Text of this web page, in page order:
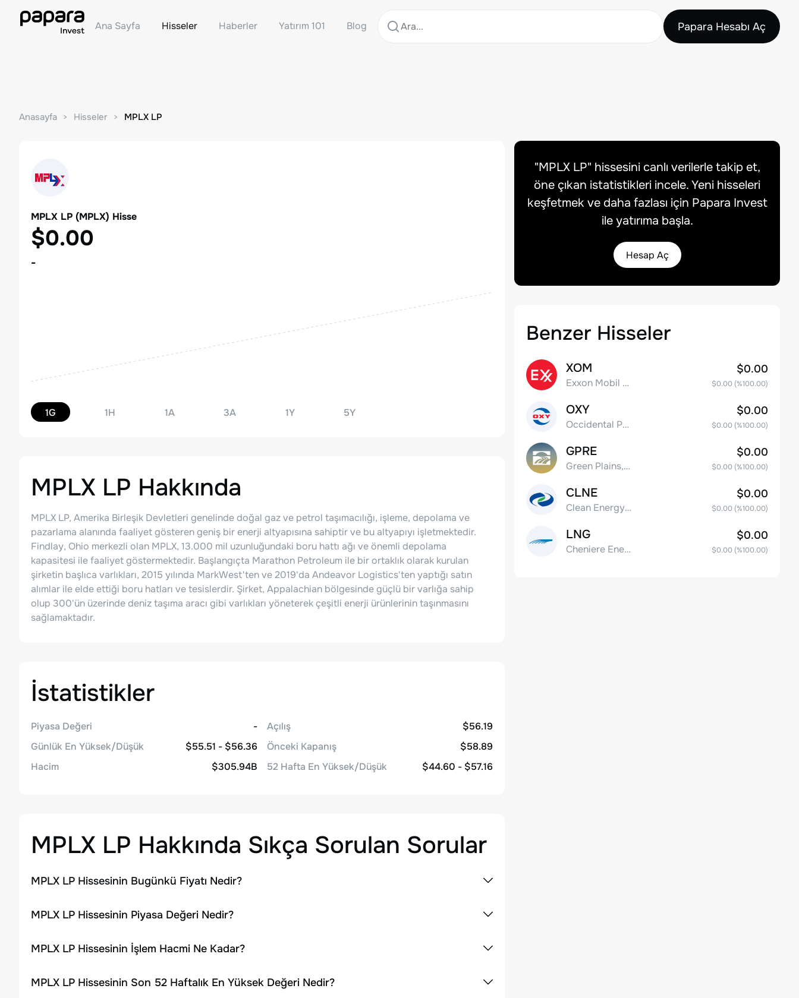
Ana Sayfa Hisseler Haberler Yatırım 101 Blog Papara Hesabı Aç
Anasayfa Hisseler MPLX LP
MPLX LP (MPLX) Hisse
$0.00
-
1G 1H 1A 3A 1Y 5Y
MPLX LP Hakkında
MPLX LP, Amerika Birleşik Devletleri genelinde doğal gaz ve petrol taşımacılığı, işleme, depolama ve
pazarlama alanında faaliyet gösteren geniş bir enerji altyapısına sahiptir ve bu altyapıyı işletmektedir.
Findlay, Ohio merkezli olan MPLX, 13.000 mil uzunluğundaki boru hattı ağı ve önemli depolama
kapasitesi ile faaliyet göstermektedir. Başlangıçta Marathon Petroleum ile bir ortaklık olarak kurulan
şirketin başlıca varlıkları, 2015 yılında MarkWest'ten ve 2019'da Andeavor Logistics'ten yaptığı satın
alımlar ile elde ettiği boru hatları ve tesislerdir. Şirket, Appalachian bölgesinde güçlü bir varlığa sahip
olup 300'ün üzerinde deniz taşıma aracı gibi varlıkları yöneterek çeşitli enerji ürünlerinin taşınmasını
sağlamaktadır.
İstatistikler
Piyasa Değeri
-
Günlük En Yüksek/Düşük
$55.51 - $56.36
Hacim
$305.94B
Açılış
$56.19
Önceki Kapanış
$58.89
52 Hafta En Yüksek/Düşük
$44.60 - $57.16
MPLX LP Hakkında Sıkça Sorulan Sorular
MPLX LP Hissesinin Bugünkü Fiyatı Nedir?
MPLX LP Hissesinin Piyasa Değeri Nedir?
MPLX LP Hissesinin İşlem Hacmi Ne Kadar?
MPLX LP Hissesinin Son 52 Haftalık En Yüksek Değeri Nedir?
"MPLX LP" hissesini canlı verilerle takip et,
öne çıkan istatistikleri incele. Yeni hisseleri
keşfetmek ve daha fazlası için Papara Invest
ile yatırıma başla.
Hesap Aç
Benzer Hisseler
XOM
Exxon Mobil Corporation
$0.00
$0.00(%100.00)
OXY
Occidental Petroleum Corporation
$0.00
$0.00(%100.00)
GPRE
Green Plains, Inc.
$0.00
$0.00(%100.00)
CLNE
Clean Energy Fuels Corp.
$0.00
$0.00(%100.00)
LNG
Cheniere Energy Inc
$0.00
$0.00(%100.00)